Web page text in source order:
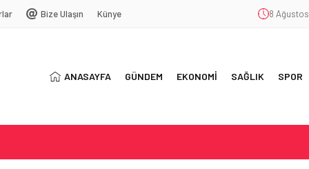
Bize Ulaşın Künye 8
ANASAYFA GÜNDEM EKONOMİ SAĞLIK SPOR